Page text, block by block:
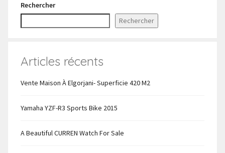
Rechercher
Rechercher
Articles récents
Vente Maison À Elgorjani- Superficie 420 M2
Yamaha YZF-R3 Sports Bike 2015
A Beautiful CURREN Watch For Sale